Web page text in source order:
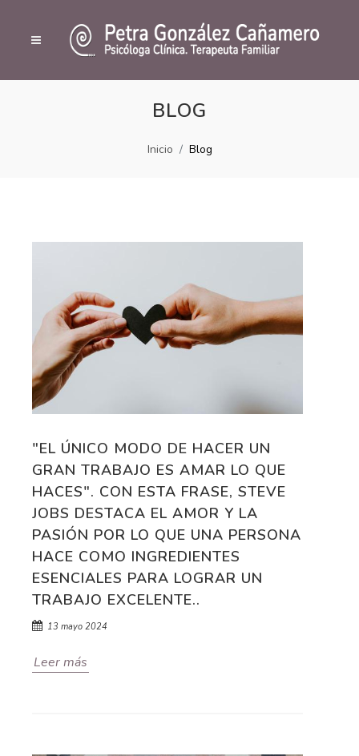
BLOG
Inicio Blog
"EL ÚNICO MODO DE HACER UN
GRAN TRABAJO ES AMAR LO QUE
HACES". CON ESTA FRASE, STEVE
JOBS DESTACA EL AMOR Y LA
PASIÓN POR LO QUE UNA PERSONA
HACE COMO INGREDIENTES
ESENCIALES PARA LOGRAR UN
TRABAJO EXCELENTE..
13 mayo 2024
Leer más